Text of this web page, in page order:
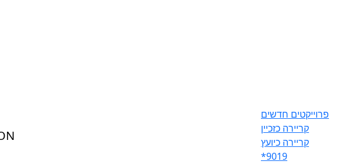
פרוייקטים חדשים
קריירה כזכיין
קריירה כיועץ
*9019